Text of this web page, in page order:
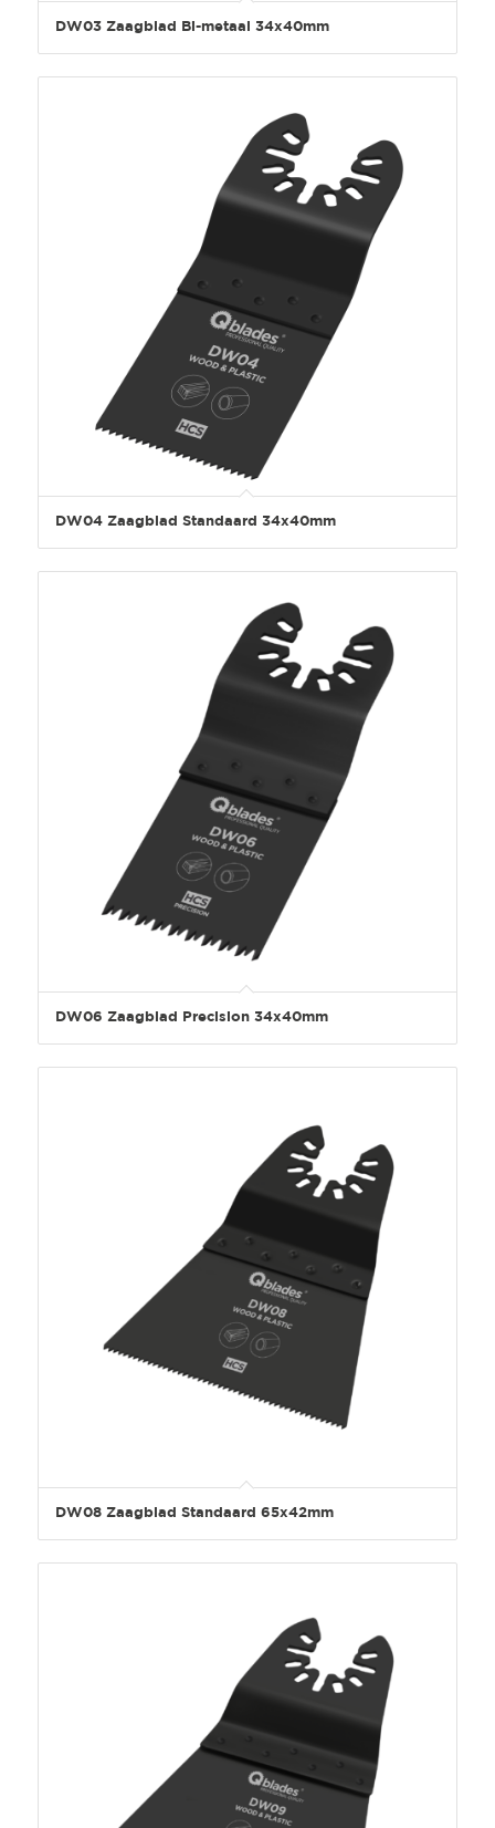
DW03 Zaagblad Bi-metaal 34x40mm
DW04 Zaagblad Standaard 34x40mm
DW06 Zaagblad Precision 34x40mm
DW08 Zaagblad Standaard 65x42mm